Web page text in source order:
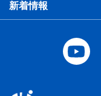
新着情報